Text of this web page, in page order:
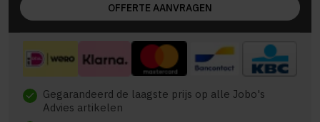
OFFERTE AANVRAGEN
check Gegarandeerd de laagste prijs op alle Jobo's
Advies artikelen